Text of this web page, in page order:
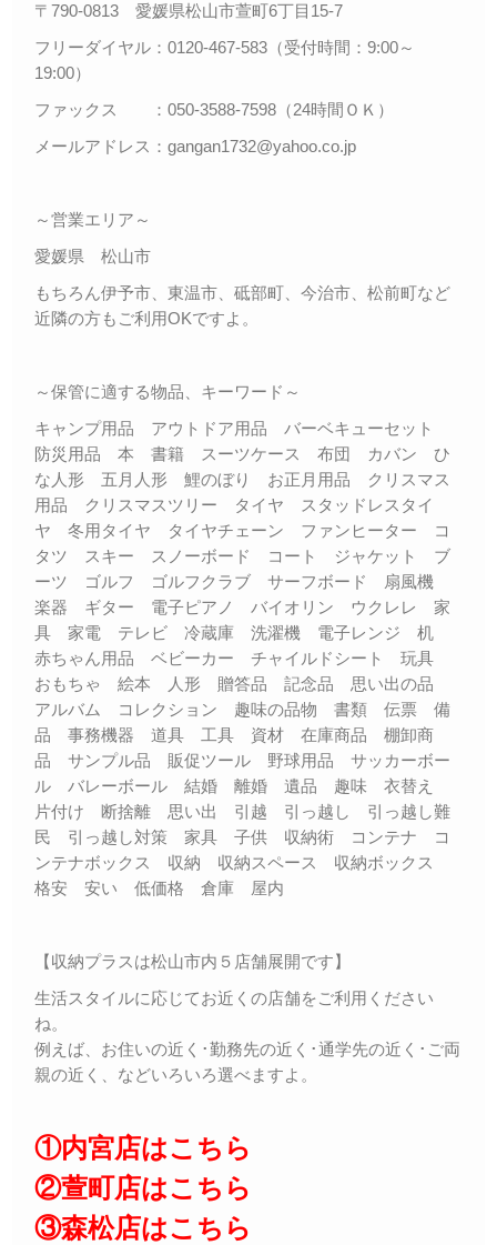
〒790-0813 愛媛県松山市萱町6丁目15-7
フリーダイヤル：0120-467-583（受付時間：9:00～
19:00）
ファックス ：050-3588-7598（24時間ＯＫ）
メールアドレス：gangan1732@yahoo.co.jp
～営業エリア～
愛媛県 松山市
もちろん伊予市、東温市、砥部町、今治市、松前町など
近隣の方もご利用OKですよ。
～保管に適する物品、キーワード～
キャンプ用品 アウトドア用品 バーベキューセット
防災用品 本 書籍 スーツケース 布団 カバン ひ
な人形 五月人形 鯉のぼり お正月用品 クリスマス
用品 クリスマスツリー タイヤ スタッドレスタイ
ヤ 冬用タイヤ タイヤチェーン ファンヒーター コ
タツ スキー スノーボード コート ジャケット ブ
ーツ ゴルフ ゴルフクラブ サーフボード 扇風機
楽器 ギター 電子ピアノ バイオリン ウクレレ 家
具 家電 テレビ 冷蔵庫 洗濯機 電子レンジ 机
赤ちゃん用品 ベビーカー チャイルドシート 玩具
おもちゃ 絵本 人形 贈答品 記念品 思い出の品
アルバム コレクション 趣味の品物 書類 伝票 備
品 事務機器 道具 工具 資材 在庫商品 棚卸商
品 サンプル品 販促ツール 野球用品 サッカーボー
ル バレーボール 結婚 離婚 遺品 趣味 衣替え
片付け 断捨離 思い出 引越 引っ越し 引っ越し難
民 引っ越し対策 家具 子供 収納術 コンテナ コ
ンテナボックス 収納 収納スペース 収納ボックス
格安 安い 低価格 倉庫 屋内
【収納プラスは松山市内５店舗展開です】
生活スタイルに応じてお近くの店舗をご利用ください
ね。
例えば、お住いの近く･勤務先の近く･通学先の近く･ご両
親の近く、などいろいろ選べますよ。
①内宮店はこちら
②萱町店はこちら
③森松店はこちら